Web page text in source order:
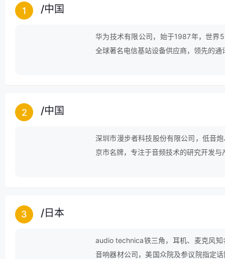
1 /中国
华为技术有限公司，始于1987年，世界
全球著名电信基站设备供应商，领先的
2 /中国
深圳市漫步者科技股份有限公司，低音
京市名牌，专注于音频技术的研究开发
3 / 日本
audio technica铁三角，耳机、麦克风
音响器材公司，美国众院及参议院指定